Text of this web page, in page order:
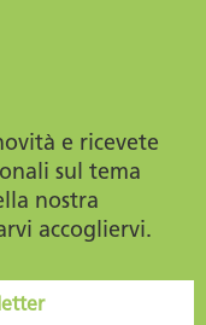
e ricevete
sul tema
nostra
accogliervi.